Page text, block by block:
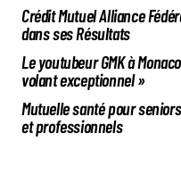
Crédit Mutuel Alliance
dans ses Résultats
Le youtubeur GMK à
volant exceptionnel »
Mutuelle santé pour
et professionnels